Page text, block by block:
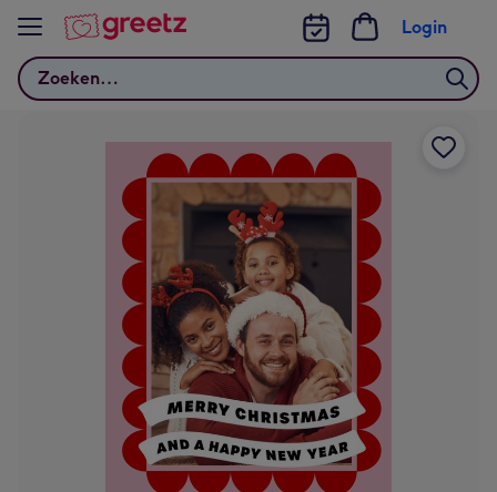
Bekijk meer
Zoeken
Login